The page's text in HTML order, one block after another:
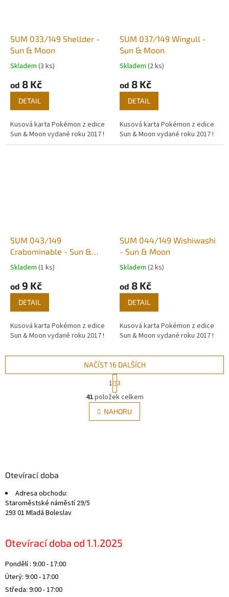
SUM 033/149 Shellder -
Sun & Moon
Skladem (3 ks)
od 8 Kč
DETAIL
Kusová karta Pokémon z edice
Sun & Moon vydané roku 2017 !
SUM 037/149 Wingull -
Sun & Moon
Skladem (2 ks)
od 8 Kč
DETAIL
Kusová karta Pokémon z edice
Sun & Moon vydané roku 2017 !
SUM 043/149
Crabominable - Sun &
Moon
Skladem (1 ks)
od 9 Kč
DETAIL
Kusová karta Pokémon z edice
Sun & Moon vydané roku 2017 !
SUM 044/149 Wishiwashi
- Sun & Moon
Skladem (2 ks)
od 8 Kč
DETAIL
Kusová karta Pokémon z edice
Sun & Moon vydané roku 2017 !
O
v
l
á
p
i
NAČÍST 16 DALŠÍCH
S
t
r
á
n
k
1 3
41položek celkem
NAHORU
Otevírací doba
Adresa obchodu:
Staroměstské náměstí 29/5
293 01 Mladá Boleslav
Otevírací doba od 1.1.2025
Pondělí : 9:00 - 17:00
Úterý: 9:00 - 17:00
Středa: 9:00 - 17:00